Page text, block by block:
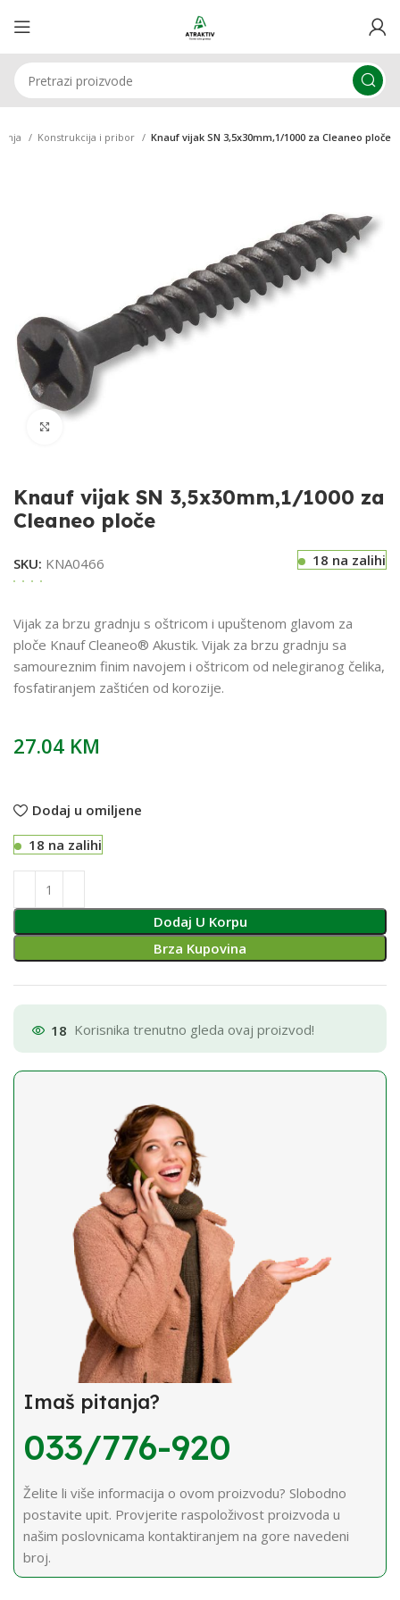
Konstrukcija i pribor Knauf vijak SN 3,5x30mm,1/1000 za Cleaneo ploče
Knauf vijak SN 3,5x30mm,1/1000 za
Cleaneo ploče
SKU: KNA0466 18 na zalihi
Vijak za brzu gradnju s oštricom i upuštenom glavom za
ploče Knauf Cleaneo® Akustik. Vijak za brzu gradnju sa
samoureznim finim navojem i oštricom od nelegiranog čelika,
fosfatiranjem zaštićen od korozije.
27.04 KM
Dodaj u omiljene
18 na zalihi
Dodaj U Korpu
Brza Kupovina
18 Korisnika trenutno gleda ovaj proizvod!
Imaš pitanja?
033/776-920
Želite li više informacija o ovom proizvodu? Slobodno
postavite upit. Provjerite raspoloživost proizvoda u
našim poslovnicama kontaktiranjem na gore navedeni
broj.